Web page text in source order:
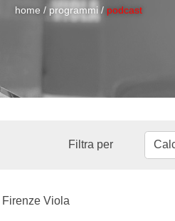
home / programmi / podcast
Filtra per
Viola